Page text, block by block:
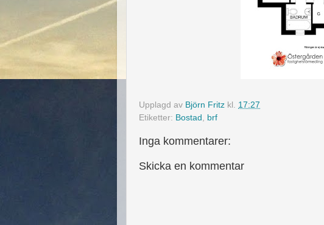
Upplagd av Björn Fritz kl. 17:27
Etiketter: Bostad brf
Inga kommentarer:
Skicka en kommentar